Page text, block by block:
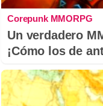
Corepunk MMORPG
Un verdadero
¡Cómo los de